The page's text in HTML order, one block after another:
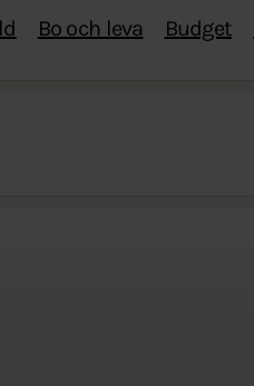
Bo och leva Budget